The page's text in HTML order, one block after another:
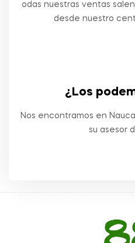
odas nuestras ventas
desde nuestro
¿Los
Nos encontramos en
su asesor